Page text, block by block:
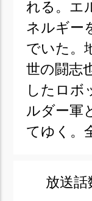
れる。エ
ネルギー
でいた。
世の闘志
したロボ
ルダー軍
てゆく。
放送話